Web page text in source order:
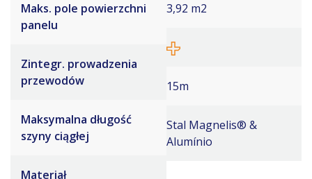
Maks. pole powierzchni
panelu
Zintegr. prowadzenia
przewodów
Maksymalna długość
szyny ciągłej
Materiał
3,92 m2
15m
Stal Magnelis® &
Alumínio